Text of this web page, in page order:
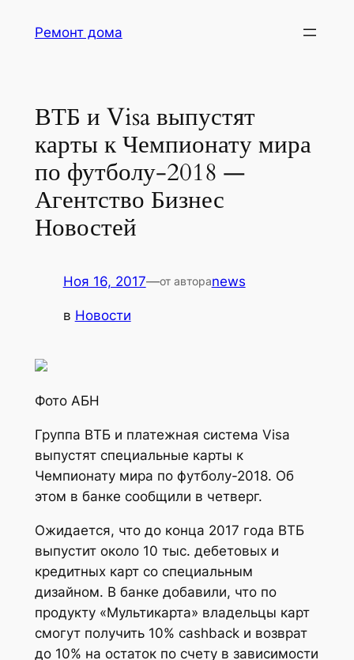
Ремонт дома
ВТБ и Visa выпустят
карты к Чемпионату мира
по футболу-2018 —
Агентство Бизнес
Новостей
Ноя 16, 2017—от автораnews
в Новости
Фото АБН
Группа ВТБ и платежная система Visa
выпустят специальные карты к
Чемпионату мира по футболу-2018. Об
этом в банке сообщили в четверг.
Ожидается, что до конца 2017 года ВТБ
выпустит около 10 тыс. дебетовых и
кредитных карт со специальным
дизайном. В банке добавили, что по
продукту «Мультикарта» владельцы карт
смогут получить 10% cashback и возврат
до 10% на остаток по счету в зависимости